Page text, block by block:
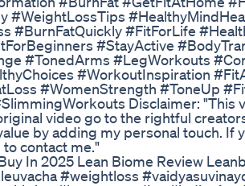
#WeightLossTips
#BurnFatQuickly #FitForLife
#StayActive
#TonedArms #LegWorkouts
#WorkoutInspiration
#WomenStrength #ToneUp
Disclaimer: "This
video go to the rightful
by adding my personal touch. If
contact me."
In 2025 Lean Biome Review
#weightloss